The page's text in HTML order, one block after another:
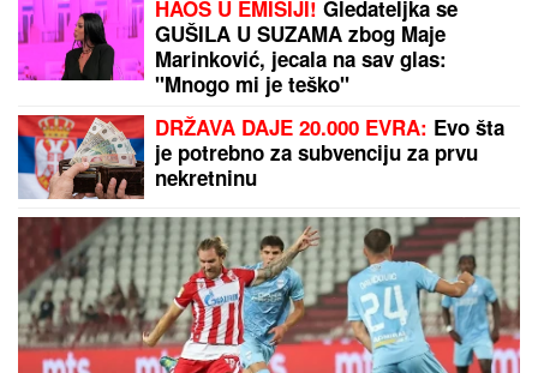
Sijena Miler rodila dvoje dece 15 godina mlađem, pa
otkrila ono o ČEMU JE ĆUTALA MESECIMA:
Jednom fotografijom stavila tačku na nagađanja
Naša pevačica rodila sina, pa morala
da ga napusti, on danas radi kao
moler: "Nikad ga se nisam odrekla"
Poznati estradni par progovorio o
razvodu! Otkrili pravu istinu o svom
braku: "Sramota nas je"